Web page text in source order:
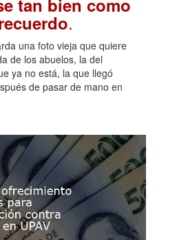
tan bien como
.
una foto vieja que quiere
de los abuelos, la del
ya no está, la que llegó
de pasar de mano en